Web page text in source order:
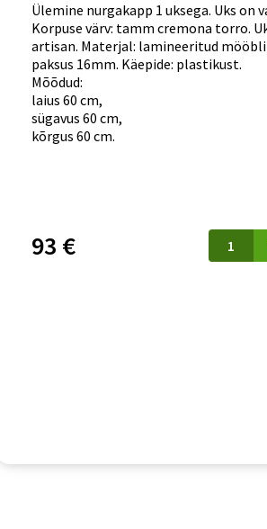
Ülemine nurgakapp 1 uksega. Uks on
Korpuse värv: tamm cremona torro.
artisan. Materjal: lamineeritud
paksus 16mm. Käepide: plastikust.
Mõõdud:
laius 60 cm,
sügavus 60 cm,
kõrgus 60 cm.
93 €
PATI
(PK09/